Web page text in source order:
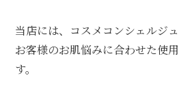
当店には、コスメコンシェルジ
お客様のお肌悩みに合わせた使
す。